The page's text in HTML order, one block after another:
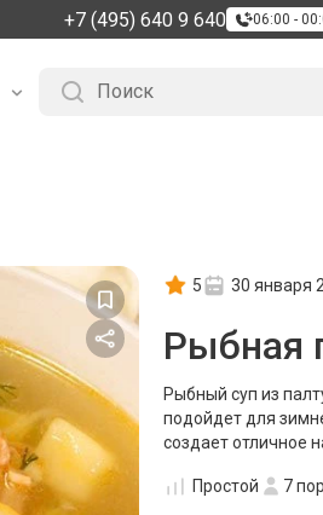
+7 (495) 640 9 640 06:00 -
5 30 января
Рыбная
Рыбный суп из
подойдет для
создает отличное
Простой 7